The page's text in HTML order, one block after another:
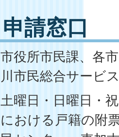
申請窓口
市役所市民課、各
川市民総合サービ
土曜日・日曜日・
における戸籍の附